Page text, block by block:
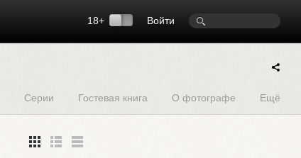
Войти
18+
Серии Гостевая книга О фотографе Ещё